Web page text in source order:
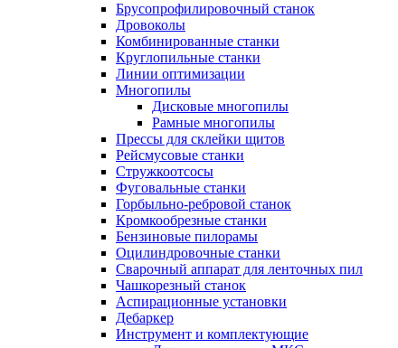
Брусопрофилировочный станок
Дровоколы
Комбинированные станки
Круглопильные станки
Линии оптимизации
Многопилы
Дисковые многопилы
Рамные многопилы
Прессы для склейки щитов
Рейсмусовые станки
Стружкоотсосы
Фуговальные станки
Горбыльно-ребровой станок
Кромкообрезные станки
Бензиновые пилорамы
Оцилиндровочные станки
Сварочный аппарат для ленточных пил
Чашкорезный станок
Аспирационные установки
Дебаркер
Инструмент и комплектующие